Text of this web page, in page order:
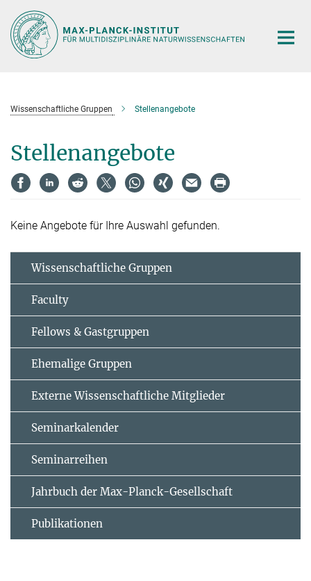
Hauptinhalt
Wissenschaftliche Gruppen Stellenangebote
Stellenangebote
Keine Angebote für Ihre Auswahl gefunden.
Wissenschaftliche Gruppen
Faculty
Fellows & Gastgruppen
Ehemalige Gruppen
Externe Wissenschaftliche Mitglieder
Seminarkalender
Seminarreihen
Jahrbuch der Max-Planck-Gesellschaft
Publikationen